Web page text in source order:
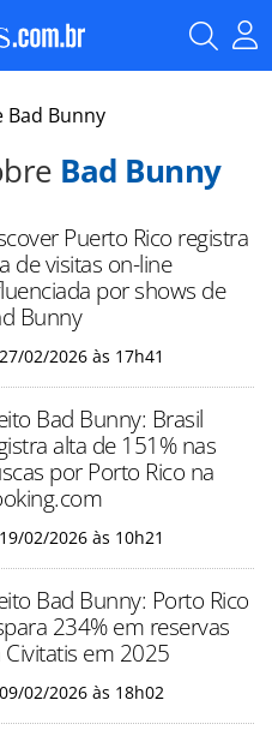
Bunny
Bad Bunny
Puerto Rico registra
de visitas on-line
por shows de
Bunny
27/02/2026 às 17h41
Bad Bunny: Brasil
alta de 151% nas
por Porto Rico na
19/02/2026 às 10h21
Bad Bunny: Porto Rico
234% em reservas
Civitatis em 2025
09/02/2026 às 18h02